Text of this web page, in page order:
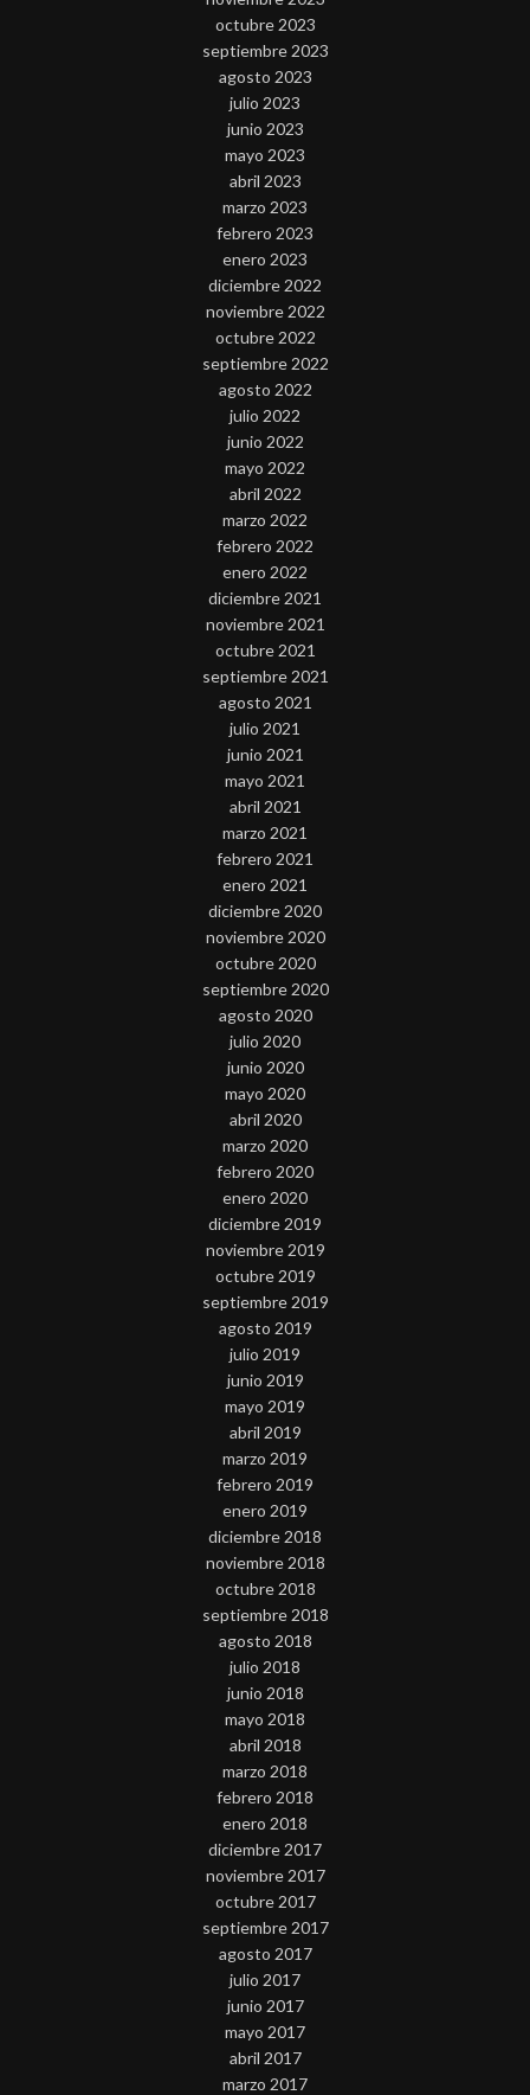
octubre 2023
septiembre 2023
agosto 2023
julio 2023
junio 2023
mayo 2023
abril 2023
marzo 2023
febrero 2023
enero 2023
diciembre 2022
noviembre 2022
octubre 2022
septiembre 2022
agosto 2022
julio 2022
junio 2022
mayo 2022
abril 2022
marzo 2022
febrero 2022
enero 2022
diciembre 2021
noviembre 2021
octubre 2021
septiembre 2021
agosto 2021
julio 2021
junio 2021
mayo 2021
abril 2021
marzo 2021
febrero 2021
enero 2021
diciembre 2020
noviembre 2020
octubre 2020
septiembre 2020
agosto 2020
julio 2020
junio 2020
mayo 2020
abril 2020
marzo 2020
febrero 2020
enero 2020
diciembre 2019
noviembre 2019
octubre 2019
septiembre 2019
agosto 2019
julio 2019
junio 2019
mayo 2019
abril 2019
marzo 2019
febrero 2019
enero 2019
diciembre 2018
noviembre 2018
octubre 2018
septiembre 2018
agosto 2018
julio 2018
junio 2018
mayo 2018
abril 2018
marzo 2018
febrero 2018
enero 2018
diciembre 2017
noviembre 2017
octubre 2017
septiembre 2017
agosto 2017
julio 2017
junio 2017
mayo 2017
abril 2017
marzo 2017